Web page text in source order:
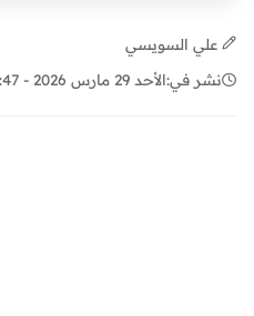
علي السويسي
نشر في:الأحد 29 مارس 2026 - 19:47